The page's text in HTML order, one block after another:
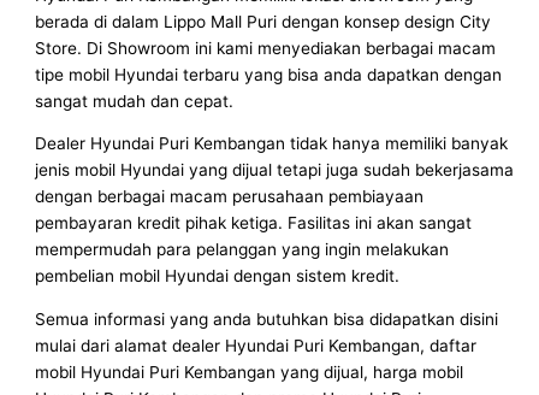
berada di dalam Lippo Mall Puri dengan konsep design City
Store. Di Showroom ini kami menyediakan berbagai macam
tipe mobil Hyundai terbaru yang bisa anda dapatkan dengan
sangat mudah dan cepat.
Dealer Hyundai Puri Kembangan tidak hanya memiliki banyak
jenis mobil Hyundai yang dijual tetapi juga sudah bekerjasama
dengan berbagai macam perusahaan pembiayaan
pembayaran kredit pihak ketiga. Fasilitas ini akan sangat
mempermudah para pelanggan yang ingin melakukan
pembelian mobil Hyundai dengan sistem kredit.
Semua informasi yang anda butuhkan bisa didapatkan disini
mulai dari alamat dealer Hyundai Puri Kembangan, daftar
mobil Hyundai Puri Kembangan yang dijual, harga mobil